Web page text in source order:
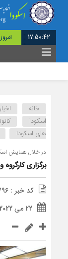
17:50:43 امروز :
خانه اخبار
اسکودا
های اسکودا
در خلال همایش
برگزاری
کد خبر : 36796
22 می 2022 - 9:44